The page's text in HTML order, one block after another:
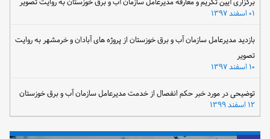
بازدید مدیرعامل سازمان آب و برق خوزستان از پروژه های آبادان و خرمشهر به روایت
تصویر
توضیحی در مورد خبر حکم انفصال از خدمت مدیرعامل سازمان آب و برق خوزستان
۱۲ اسفند ۱۳۹۹